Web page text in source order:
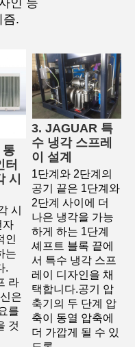
즘.
터
시
시
자
인
는
.
라
은
를
것
3. JAGUAR 특
수 냉각 스프레
이 설계
1단계와 2단계의
공기 끝은 1단계와
2단계 사이에 더
나은 냉각을 가능
하게 하는 1단계
셰프트 블록 끝에
서 특수 냉각 스프
레이 디자인을 채
택합니다.공기 압
축기의 두 단계 압
축이 동열 압축에
더 가깝게 될 수 있